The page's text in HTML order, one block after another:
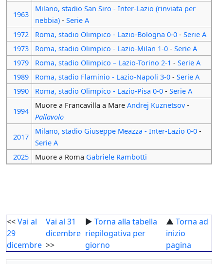
1963
Milano, stadio San Siro - Inter-Lazio (rinviata per
nebbia)- Serie A
1972
Roma, stadio Olimpico - Lazio-Bologna 0-0- Serie A
1973
Roma, stadio Olimpico - Lazio-Milan 1-0- Serie A
1979
Roma, stadio Olimpico – Lazio-Torino 2-1 - Serie A
1989
Roma, stadio Flaminio - Lazio-Napoli 3-0- Serie A
1990
Roma, stadio Olimpico - Lazio-Pisa 0-0- Serie A
1994
Muore a Francavilla a Mare Andrej Kuznetsov-
Pallavolo
2017
Milano, stadio Giuseppe Meazza - Inter-Lazio 0-0-
Serie A
2025
Muore a Roma Gabriele Rambotti
<<Vai al
29
dicembre
Vai al 31
dicembre
>>
► Torna alla tabella
riepilogativa per
giorno
▲ Torna ad
inizio
pagina